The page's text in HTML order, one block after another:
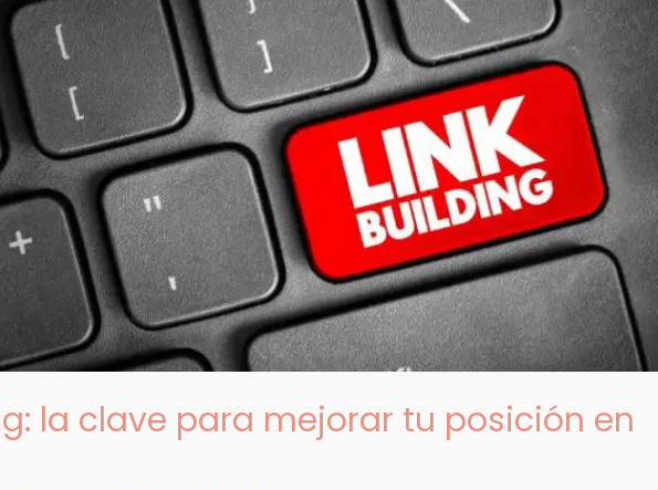
la clave para mejorar tu posición en